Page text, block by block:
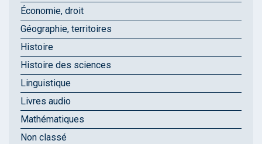
Économie, droit
Géographie, territoires
Histoire
Histoire des sciences
Linguistique
Livres audio
Mathématiques
Non classé